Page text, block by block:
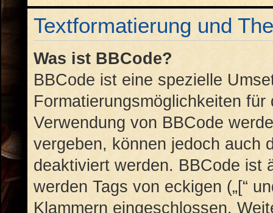
Textformatierung und
Was ist BBCode?
BBCode ist eine spezielle
Formatierungsmöglichkeiten
Verwendung von BBCode
vergeben, können jedoch auch
deaktiviert werden. BBCode ist
werden Tags von eckigen („[“
Klammern eingeschlossen.